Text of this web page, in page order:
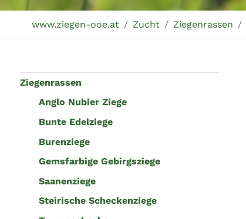
www.ziegen-ooe.at Zucht Ziegenrassen
Ziegenrassen
Anglo Nubier Ziege
Bunte Edelziege
Burenziege
Gemsfarbige Gebirgsziege
Saanenziege
Steirische Scheckenziege